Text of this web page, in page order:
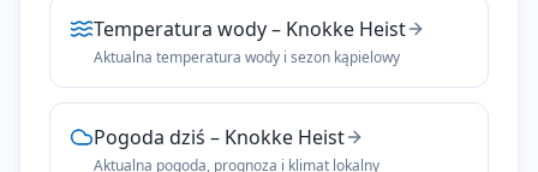
Temperatura wody– Knokke Heist
Aktualna temperatura wody i sezon kąpielowy
Pogoda dziś – Knokke Heist
Aktualna pogoda, prognoza i klimat lokalny